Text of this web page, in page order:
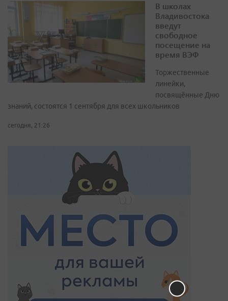
В школах
Владивостока
введут
свободное
посещение на
время ВЭФ
Торжественные
линейки,
посвящённые Дню
знаний, состоятся 1 сентября для всех школьников
сегодня, 21:26